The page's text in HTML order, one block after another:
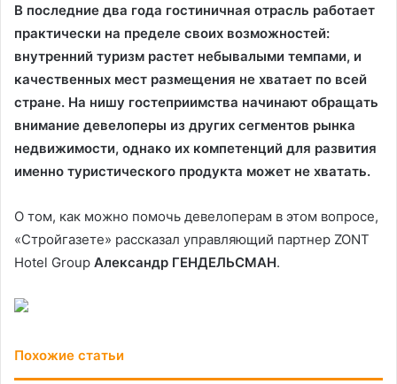
В последние два года гостиничная отрасль работает
практически на пределе своих возможностей:
внутренний туризм растет небывалыми темпами, и
качественных мест размещения не хватает по всей
стране. На нишу гостеприимства начинают обращать
внимание девелоперы из других сегментов рынка
недвижимости, однако их компетенций для развития
именно туристического продукта может не хватать.
О том, как можно помочь девелоперам в этом вопросе,
«Стройгазете» рассказал управляющий партнер ZONT
Hotel Group Александр ГЕНДЕЛЬСМАН.
Похожие статьи